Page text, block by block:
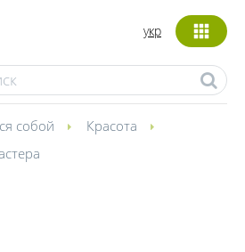
укр
собой
Красота